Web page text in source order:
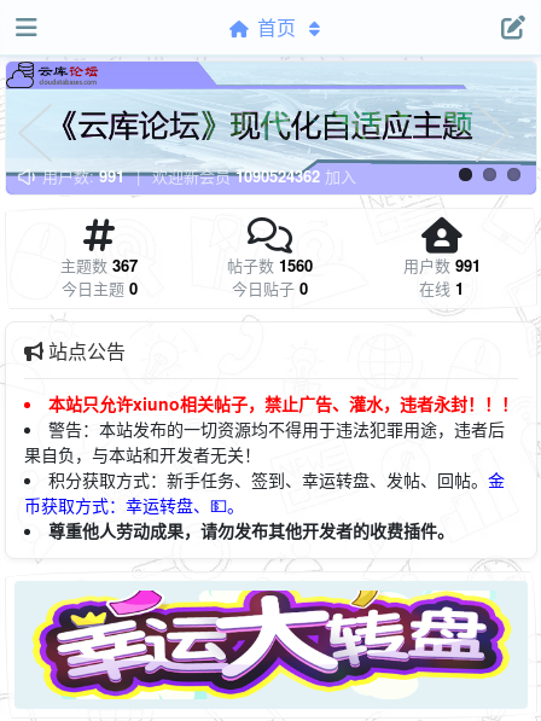
首页
用户数:991 | 欢迎新会员1090524362加入
主题数367
今日主题 0
帖子数1560
今日贴子0
用户数 991
在线1
站点公告
本站只允许xiuno相关帖子，禁止广告、灌水，违者永封！！！
警告：本站发布的一切资源均不得用于违法犯罪用途，违者后
果自负，与本站和开发者无关！
积分获取方式：新手任务、签到、幸运转盘、发帖、回帖。 金
币获取方式：幸运转盘、💵。
尊重他人劳动成果，请勿发布其他开发者的收费插件。